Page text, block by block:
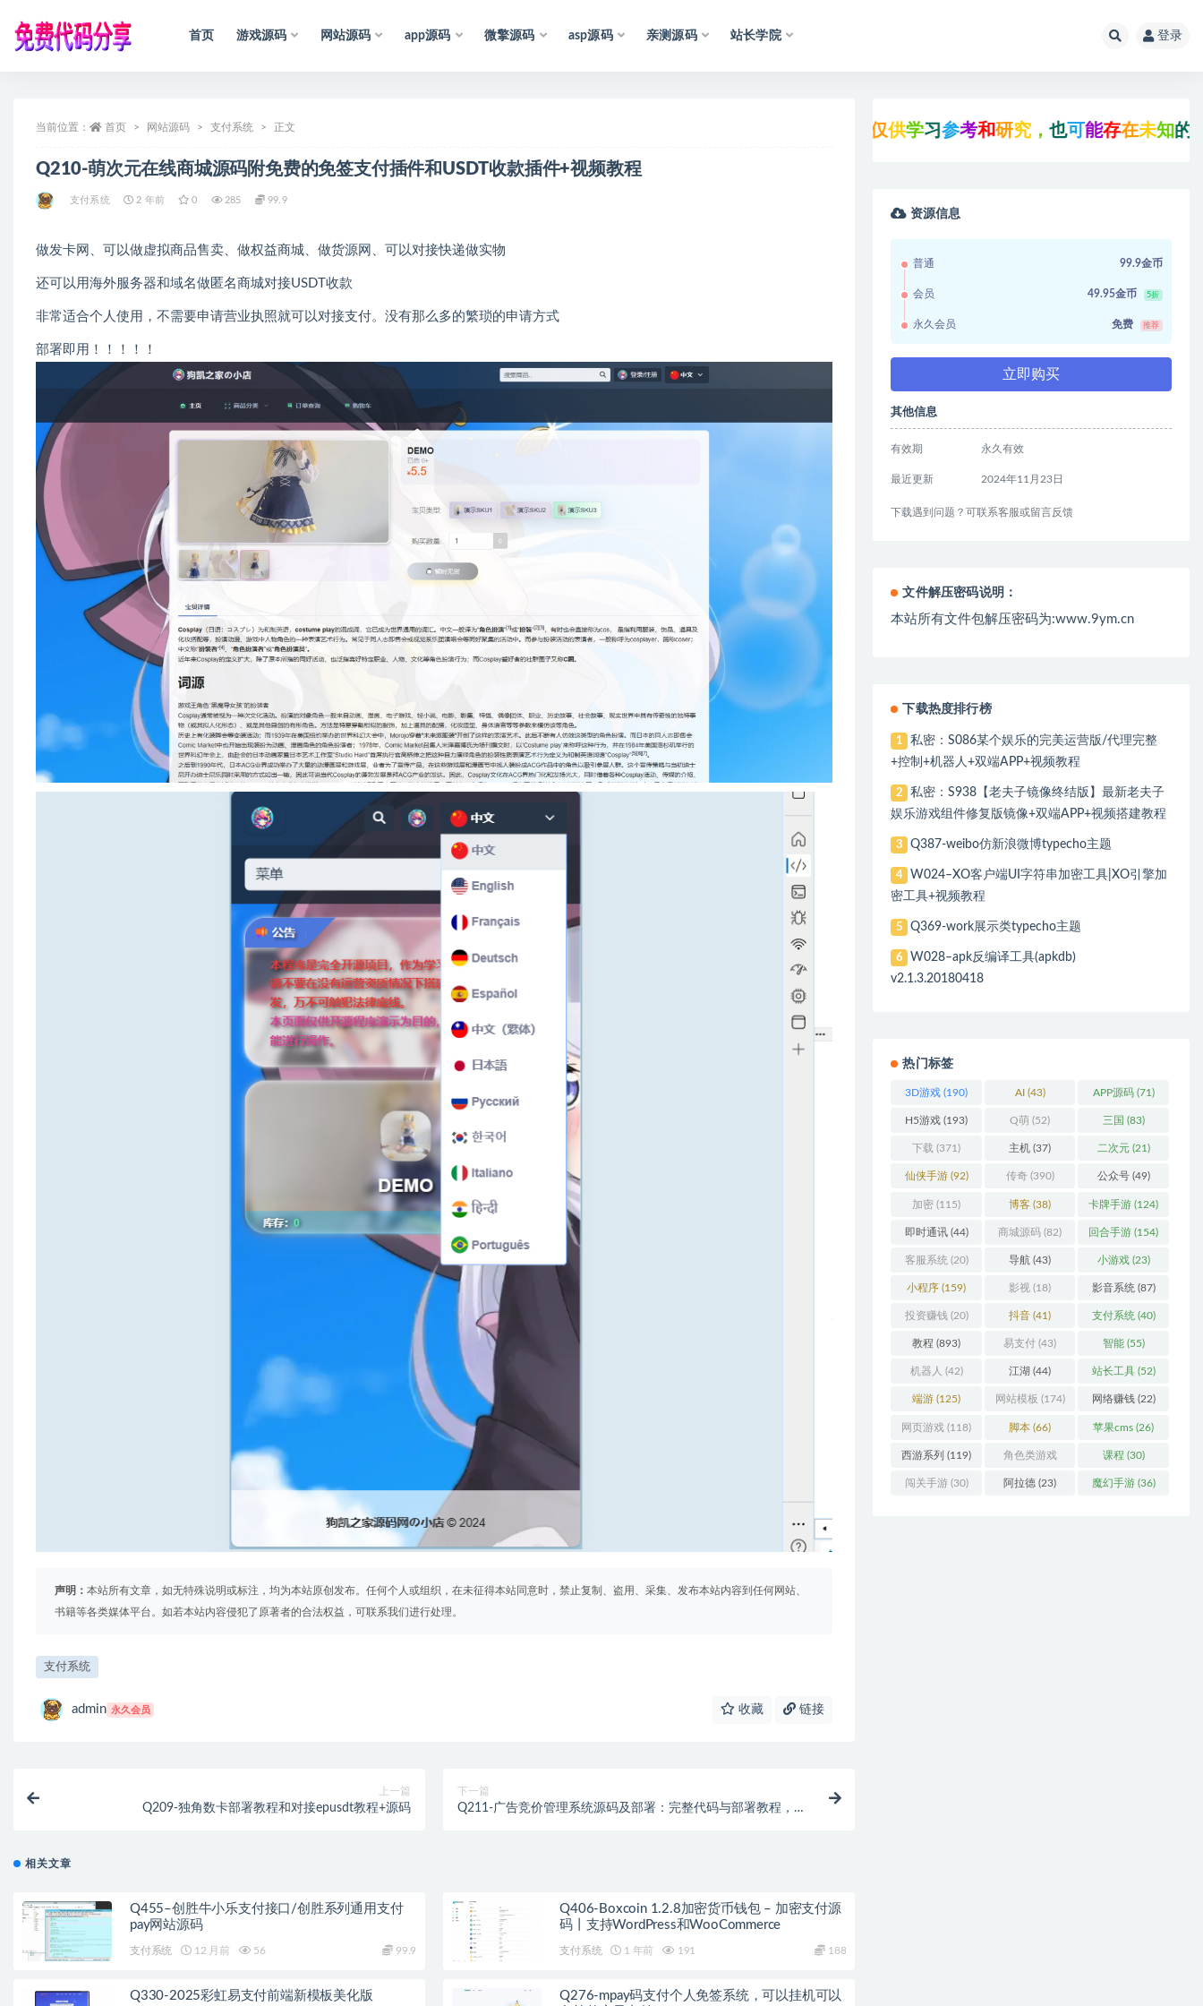
首页 游戏源码 网站源码 app源码 微擎源码 asp源码 亲测源码 站长学院 登录
当前位置： 首页 网站源码 支付系统 正文
Q210-萌次元在线商城源码附免费的免签支付插件和USDT收款插件+视频教程
支付系统 2 年前 0 285 99.9
做发卡网、可以做虚拟商品售卖、做权益商城、做货源网、可以对接快递做实物
还可以用海外服务器和域名做匿名商城对接USDT收款
非常适合个人使用，不需要申请营业执照就可以对接支付。没有那么多的繁琐的申请方式
部署即用！！！！！
声明： 本站所有文章，如无特殊说明或标注，均为本站原创发布。任何个人或组织，在未征得本站同意时，禁止复制、盗用、采集、发布本站内容到任何网站、
书籍等各类媒体平台。如若本站内容侵犯了原著者的合法权益，可联系我们进行处理。
支付系统
admin 永久会员 收藏 链接
上一篇
Q209-独角数卡部署教程和对接epusdt教程+源码
下一篇
Q211-广告竞价管理系统源码及部署：完整代码与部署教程，轻
相关文章
Q455–创胜牛小乐支付接口/创胜系列通用支付
pay网站源码
支付系统 12 月前 56 99.9
Q406-Boxcoin 1.2.8加密货币钱包 – 加密支付源
码丨支持WordPress和WooCommerce
支付系统 1 年前 191 188
Q330-2025彩虹易支付前端新模板美化版
Q276-mpay码支付个人免签系统，可以挂机可以
习参考和研究，也可能 存在 未知的BUG与
资源信息
普通 99.9金币
会员 49.95金币 5折
永久会员 免费 推荐
立即购买
其他信息
有效期 永久有效
最近更新 2024年11月23日
下载遇到问题？可联系客服或留言反馈
文件解压密码说明：
本站所有文件包解压密码为:www.9ym.cn
下载热度排行榜
1
私密：S086某个娱乐的完美运营版/代理完整
+控制+机器人+双端APP+视频教程
2
私密：S938【老夫子镜像终结版】最新老夫子
娱乐游戏组件修复版镜像+双端APP+视频搭建教程
3 Q387-weibo仿新浪微博typecho主题
4
W024–XO客户端UI字符串加密工具|XO引擎加
密工具+视频教程
5 Q369-work展示类typecho主题
6
W028–apk反编译工具(apkdb)
v2.1.3.20180418
热门标签
3D游戏 (190) AI(43) APP源码(71)
H5游戏 (193) Q萌 (52) 三国 (83)
下载 (371) 主机 (37) 二次元(21)
仙侠手游(92) 传奇(390) 公众号(49)
加密 (115) 博客 (38) 卡牌手游 (124)
即时通讯(44) 商城源码 (82) 回合手游 (154)
客服系统 (20) 导航 (43) 小游戏(23)
小程序 (159) 影视 (18) 影音系统 (87)
投资赚钱 (20) 抖音 (41) 支付系统 (40)
教程 (893) 易支付 (43) 智能(55)
机器人 (42) 江湖 (44) 站长工具(52)
端游 (125) 网站模板 (174) 网络赚钱(22)
网页游戏 (118) 脚本 (66) 苹果cms (26)
西游系列 (119) 角色类游戏
(306)
课程 (30)
闯关手游(30) 阿拉德 (23) 魔幻手游(36)